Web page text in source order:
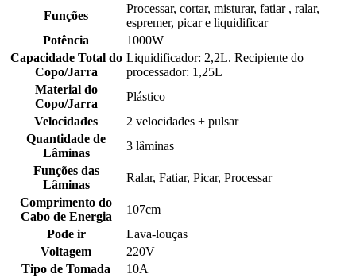
Funções
Processar, cortar, misturar, fatiar , ralar,
espremer, picar e liquidificar
Potência
1000W
Capacidade Total do
Copo/Jarra
Liquidificador: 2,2L. Recipiente do
processador: 1,25L
Material do
Copo/Jarra
Plástico
Velocidades
2 velocidades + pulsar
Quantidade de
Lâminas
3 lâminas
Funções das
Lâminas
Ralar, Fatiar, Picar, Processar
Comprimento do
Cabo de Energia
107cm
Pode ir
Lava-louças
Voltagem
220V
Tipo de Tomada
10A